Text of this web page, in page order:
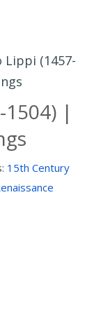
Lippi (1457-
1504) |
15th Century